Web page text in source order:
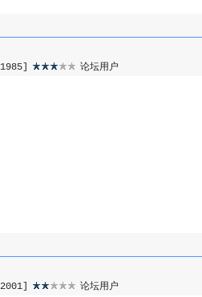
论坛用户
论坛用户